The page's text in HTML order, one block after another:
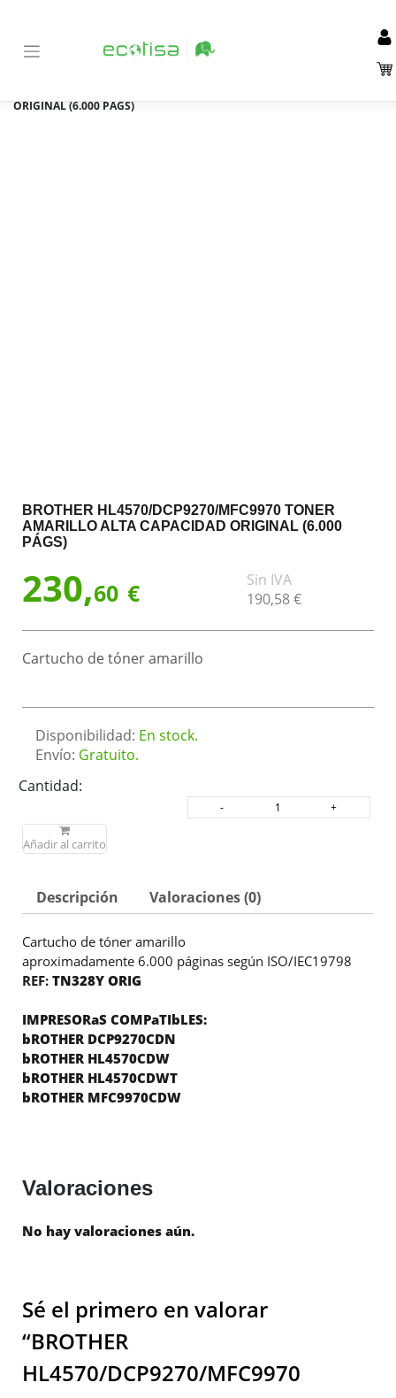
ORIGINAL (6.000 PÁGS)
BROTHER HL4570/DCP9270/MFC9970 TONER
AMARILLO ALTA CAPACIDAD ORIGINAL (6.000
PÁGS)
230,60 €
Sin IVA
190,58€
Cartucho de tóner amarillo
Disponibilidad: En stock.
Envío: Gratuito.
Cantidad:
Añadir al carrito
Descripción Valoraciones (0)
Cartucho de tóner amarillo
aproximadamente 6.000 páginas según ISO/IEC19798
REF: TN328Y ORIG
IMPRESORaS COMPaTIbLES:
bROTHER DCP9270CDN
bROTHER HL4570CDW
bROTHER HL4570CDWT
bROTHER MFC9970CDW
Valoraciones
No hay valoraciones aún.
Sé el primero en valorar
“BROTHER
HL4570/DCP9270/MFC9970